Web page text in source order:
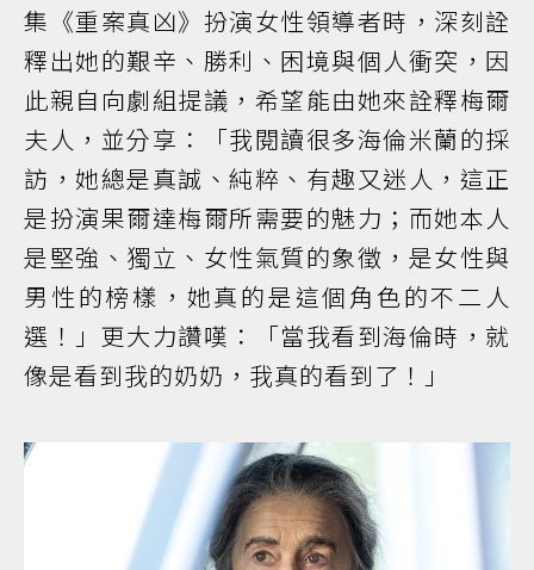
集《重案真凶》扮演女性領導者時，深刻詮
釋出她的艱辛、勝利、困境與個人衝突，因
此親自向劇組提議，希望能由她來詮釋梅爾
夫人，並分享：「我閱讀很多海倫米蘭的採
訪，她總是真誠、純粹、有趣又迷人，這正
是扮演果爾達梅爾所需要的魅力；而她本人
是堅強、獨立、女性氣質的象徵，是女性與
男性的榜樣，她真的是這個角色的不二人
選！」更大力讚嘆：「當我看到海倫時，就
像是看到我的奶奶，我真的看到了！」